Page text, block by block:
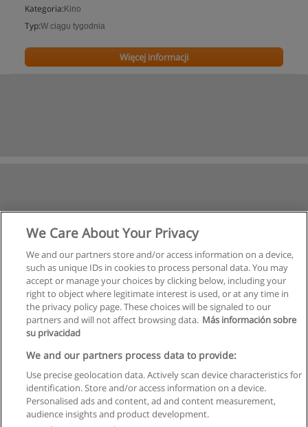
Kategoria: Kino
Typ:W ciągu tygodnia
Więcej informacji
Regulamin
Polityka ochrony danych osobowych
We Care About Your Privacy
We and our partners store and/or access information on a device,
such as unique IDs in cookies to process personal data. You may
accept or manage your choices by clicking below, including your
right to object where legitimate interest is used, or at any time in
the privacy policy page. These choices will be signaled to our
partners and will not affect browsing data. Más información sobre
su privacidad
We and our partners process data to provide:
Use precise geolocation data. Actively scan device characteristics for
identification. Store and/or access information on a device.
Personalised ads and content, ad and content measurement,
audience insights and product development.